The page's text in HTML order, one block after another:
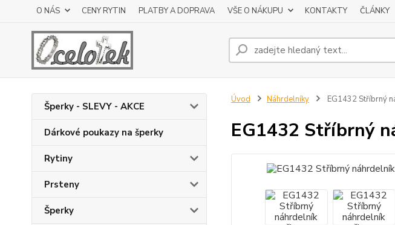
O NÁS CENY RYTIN PLATBY A DOPRAVA VŠE O NÁKUPU KONTAKTY ČLÁNKY
Šperky - SLEVY - AKCE
Dárkové poukazy na šperky
Rytiny
Prsteny
Šperky
Úvod Náhrdelníky EG1432 Stříbrný
EG1432 Stříbrný